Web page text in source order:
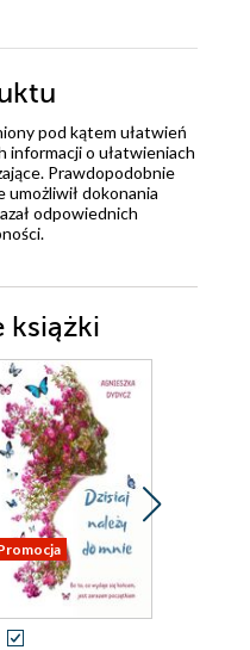
pod kątem ułatwień
informacji o ułatwieniach
Prawdopodobnie
dokonania
odpowiednich
książki